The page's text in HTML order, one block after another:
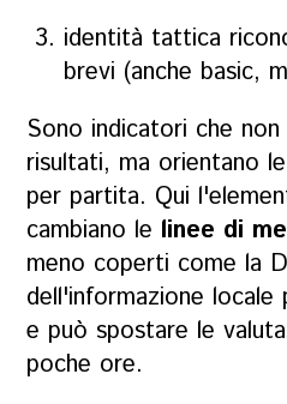
identità tattica
brevi (anche basic,
Sono indicatori che
risultati, ma orientano
per partita. Qui
cambiano le linee di
meno coperti come la
dell'informazione locale
e può spostare le
poche ore.